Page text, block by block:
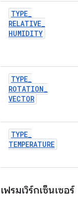
TYPE_
RELATIVE_
HUMIDITY
TYPE_
ROTATION_
VECTOR
TYPE_
TEMPERATURE
เฟรมเวิร์กเซ็นเซอร์